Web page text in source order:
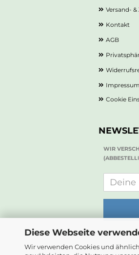
Diese Webseite
Wir verwenden Cookies und
Versand-
Kontakt
AGB
Impressum
Cookie
WIR